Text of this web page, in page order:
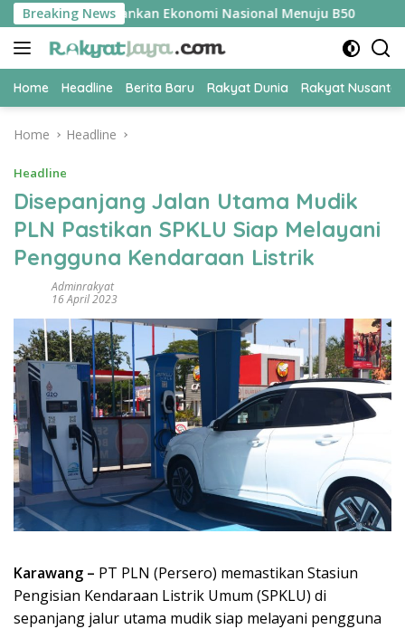
Skip
to
content
Breaking News
Kunci Amankan Ekonomi Nasional Menuju B50
Home Headline Berita Baru Rakyat Dunia Rakyat
Home Headline
Headline
Disepanjang Jalan Utama Mudik
PLN Pastikan SPKLU Siap Melayani
Pengguna Kendaraan Listrik
Adminrakyat
16 April 2023
Karawang – PT PLN (Persero) memastikan Stasiun
Pengisian Kendaraan Listrik Umum (SPKLU) di
sepanjang jalur utama mudik siap melayani pengguna